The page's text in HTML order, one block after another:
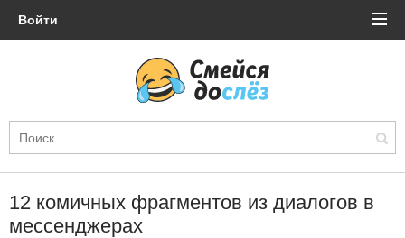
Войти
12 комичных фрагментов из диалогов в
мессенджерах